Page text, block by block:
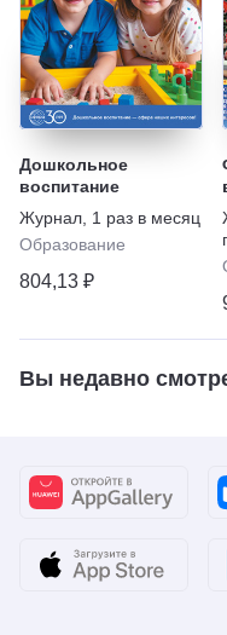
Дошкольное
воспитание
Журнал 1 раз в месяц
Образование
804,13 ₽
Вы недавно